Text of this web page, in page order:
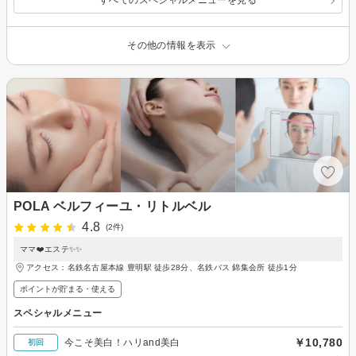
その他の情報を表示
POLA ベルフィーユ・リトルベル
4.8
(2件)
ママ❤️エステ✨✨
アクセス：名鉄名古屋本線 豊明駅 徒歩28分、名鉄バス 錦集会所 徒歩1分
ポイントが貯まる・使える
スペシャルメニュー
初回 今こそ美白！ハリand美白 ￥10,780